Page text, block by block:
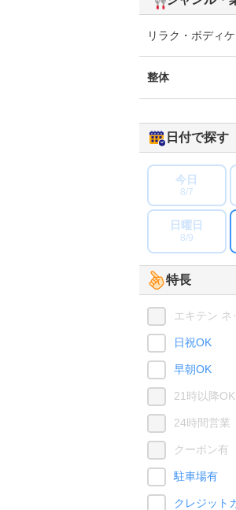
リラク・ボディ
整体
日付で探す
今日
8/7
日曜日
8/9
特長
エキテン ネ
日祝OK
早朝OK
21時以降OK
24時間営業
クーポン有
駐車場有
クレジット